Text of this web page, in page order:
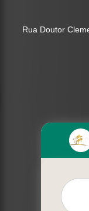
Rua Doutor